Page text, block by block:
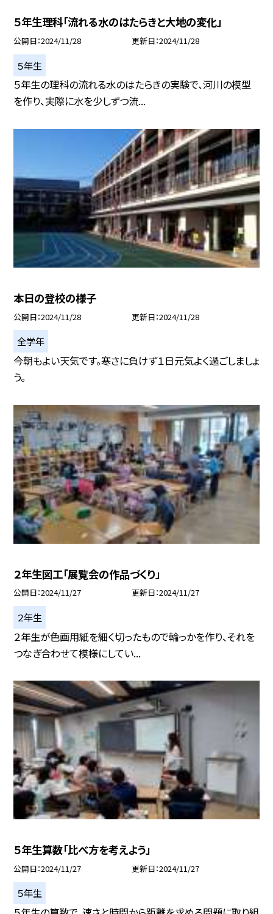
５年生理科「流れる水のはたらきと大地の変化」
公開日 2024/11/28 更新日 2024/11/28
５年生
５年生の理科の流れる水のはたらきの実験で、河川の模型
を作り、実際に水を少しずつ流...
本日の登校の様子
公開日 2024/11/28 更新日 2024/11/28
全学年
今朝もよい天気です。寒さに負けず１日元気よく過ごしましょ
う。
２年生図工「展覧会の作品づくり」
公開日 2024/11/27 更新日 2024/11/27
２年生
２年生が色画用紙を細く切ったもので輪っかを作り、それを
つなぎ合わせて模様にしてい...
５年生算数「比べ方を考えよう」
公開日 2024/11/27 更新日 2024/11/27
５年生